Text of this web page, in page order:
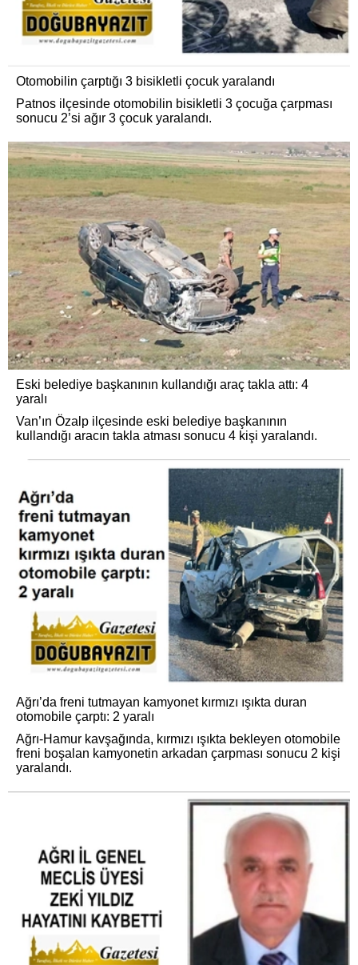
Otomobilin çarptığı 3 bisikletli çocuk yaralandı
Patnos ilçesinde otomobilin bisikletli 3 çocuğa çarpması
sonucu 2’si ağır 3 çocuk yaralandı.
Eski belediye başkanının kullandığı araç takla attı: 4
yaralı
Van’ın Özalp ilçesinde eski belediye başkanının
kullandığı aracın takla atması sonucu 4 kişi yaralandı.
Ağrı’da freni tutmayan kamyonet kırmızı ışıkta duran
otomobile çarptı: 2 yaralı
Ağrı-Hamur kavşağında, kırmızı ışıkta bekleyen otomobile
freni boşalan kamyonetin arkadan çarpması sonucu 2 kişi
yaralandı.